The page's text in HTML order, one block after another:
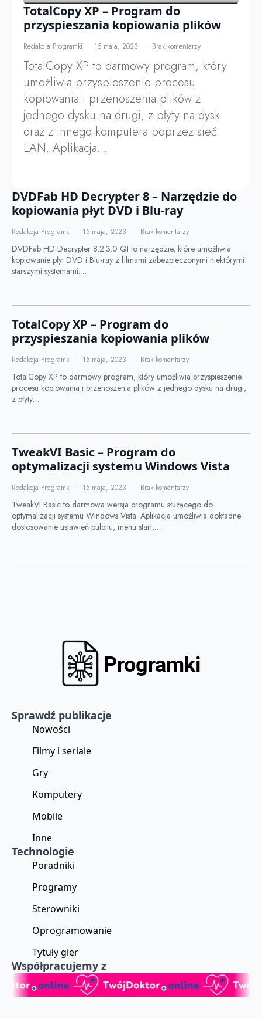
TotalCopy XP – Program do
przyspieszania kopiowania plików
Redakcja Programki 15 maja, 2023 Brak komentarzy
TotalCopy XP to darmowy program, który
umożliwia przyspieszenie procesu
kopiowania i przenoszenia plików z
jednego dysku na drugi, z płyty na dysk
oraz z innego komputera poprzez sieć
LAN. Aplikacja…
DVDFab HD Decrypter 8 – Narzędzie do
kopiowania płyt DVD i Blu-ray
Redakcja Programki 15 maja, 2023 Brak komentarzy
DVDFab HD Decrypter 8.2.3.0 Qt to narzędzie, które umożliwia
kopiowanie płyt DVD i Blu-ray z filmami zabezpieczonymi niektórymi
starszymi systemami.…
TotalCopy XP – Program do
przyspieszania kopiowania plików
Redakcja Programki 15 maja, 2023 Brak komentarzy
TotalCopy XP to darmowy program, który umożliwia przyspieszenie
procesu kopiowania i przenoszenia plików z jednego dysku na drugi,
z płyty…
TweakVI Basic – Program do
optymalizacji systemu Windows Vista
Redakcja Programki 15 maja, 2023 Brak komentarzy
TweakVI Basic to darmowa wersja programu służącego do
optymalizacji systemu Windows Vista. Aplikacja umożliwia dokładne
dostosowanie ustawień pulpitu, menu start,…
Sprawdź publikacje
Nowości
Filmy i seriale
Gry
Komputery
Mobile
Inne
Technologie
Poradniki
Programy
Sterowniki
Oprogramowanie
Tytuły gier
Współpracujemy z